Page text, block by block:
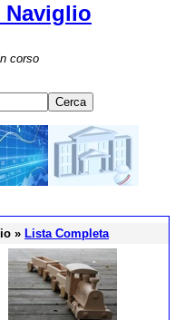
Naviglio
corso
» Lista Completa